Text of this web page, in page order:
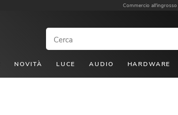
Commercio all'ingrosso
NOVITÀ LUCE AUDIO HARDWARE